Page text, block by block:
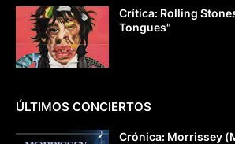
Crítica: Rolling
Tongues"
ÚLTIMOS CONCIERTOS
Crónica: Morrissey